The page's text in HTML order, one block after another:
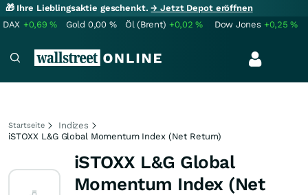
🎁 Ihre Lieblingsaktie geschenkt.→ Jetzt Depot eröffnen
DAX +0,69% Gold 0,00 % Öl (Brent) +0,02% Dow Jones +0,25%
Startseite
Indizes
iSTOXX L&G Global Momentum Index (Net Return)
iSTOXX L&G Global
Momentum Index (Net